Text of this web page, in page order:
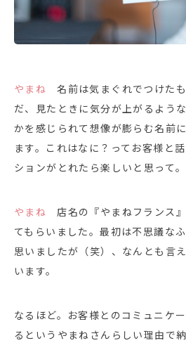
やまね
名前は気まぐれでつけた
だ、見たときに気分が上がるよう
かを感じられて想像が膨らむ名前
ます。これはなに？ってお客様と
ションがとれたら楽しいと思って。
やまね
店名の『やまねフランス
てもらいました。最初は不思議な
思いましたが（笑）、なんとも言
います。
なるほど。お客様とのコミュニケ
るというやまねさんらしい理由で